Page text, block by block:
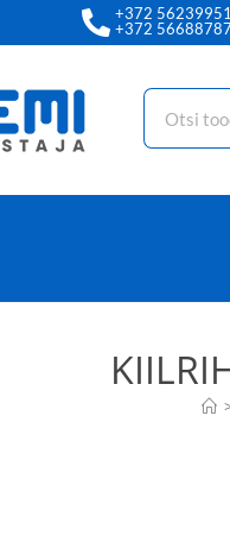
+372 56239951
+372 56688787